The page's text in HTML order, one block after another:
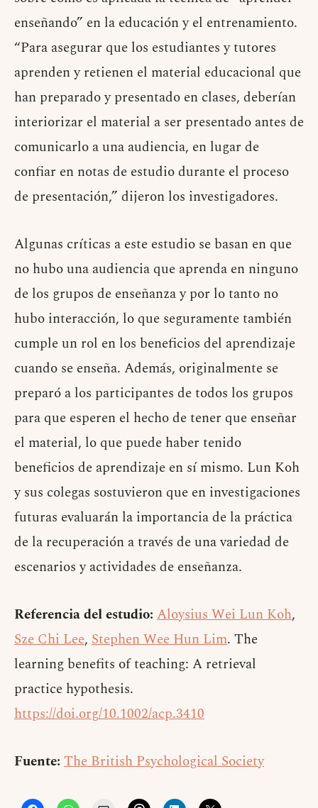
enseñando” en la educación y el entrenamiento.
“Para asegurar que los estudiantes y tutores
aprenden y retienen el material educacional que
han preparado y presentado en clases, deberían
interiorizar el material a ser presentado antes de
comunicarlo a una audiencia, en lugar de
confiar en notas de estudio durante el proceso
de presentación,” dijeron los investigadores.
Algunas críticas a este estudio se basan en que
no hubo una audiencia que aprenda en ninguno
de los grupos de enseñanza y por lo tanto no
hubo interacción, lo que seguramente también
cumple un rol en los beneficios del aprendizaje
cuando se enseña. Además, originalmente se
preparó a los participantes de todos los grupos
para que esperen el hecho de tener que enseñar
el material, lo que puede haber tenido
beneficios de aprendizaje en sí mismo. Lun Koh
y sus colegas sostuvieron que en investigaciones
futuras evaluarán la importancia de la práctica
de la recuperación a través de una variedad de
escenarios y actividades de enseñanza.
Referencia del estudio: Aloysius Wei Lun Koh,
Sze Chi Lee, Stephen Wee Hun Lim. The
learning benefits of teaching: A retrieval
practice hypothesis.
https://doi.org/10.1002/acp.3410
Fuente: The British Psychological Society